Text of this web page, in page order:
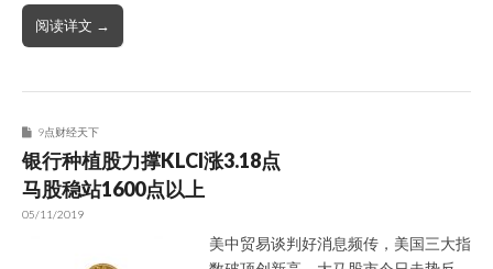
阅读详文 →
9点财经天下
银行种植股力撑KLCI涨3.18点
马股稳站1600点以上
05/11/2019
美中贸易谈判好消息频传，美国三大指